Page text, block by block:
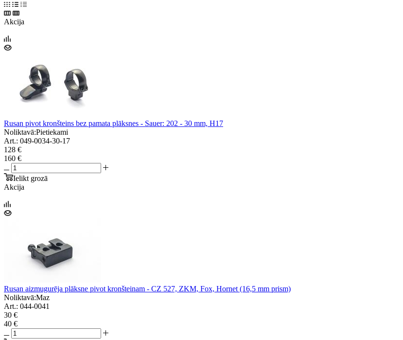
Akcija
Rusan pivot kronšteins bez pamata plāksnes - Sauer: 202 - 30 mm, H17
Noliktavā:Pietiekami
Art.: 049-0034-30-17
128 €
160 €
Ielikt grozā
Akcija
Rusan aizmugurēja plāksne pivot kronšteinam - CZ 527, ZKM, Fox, Hornet (16,5 mm prism)
Noliktavā:Maz
Art.: 044-0041
30 €
40 €